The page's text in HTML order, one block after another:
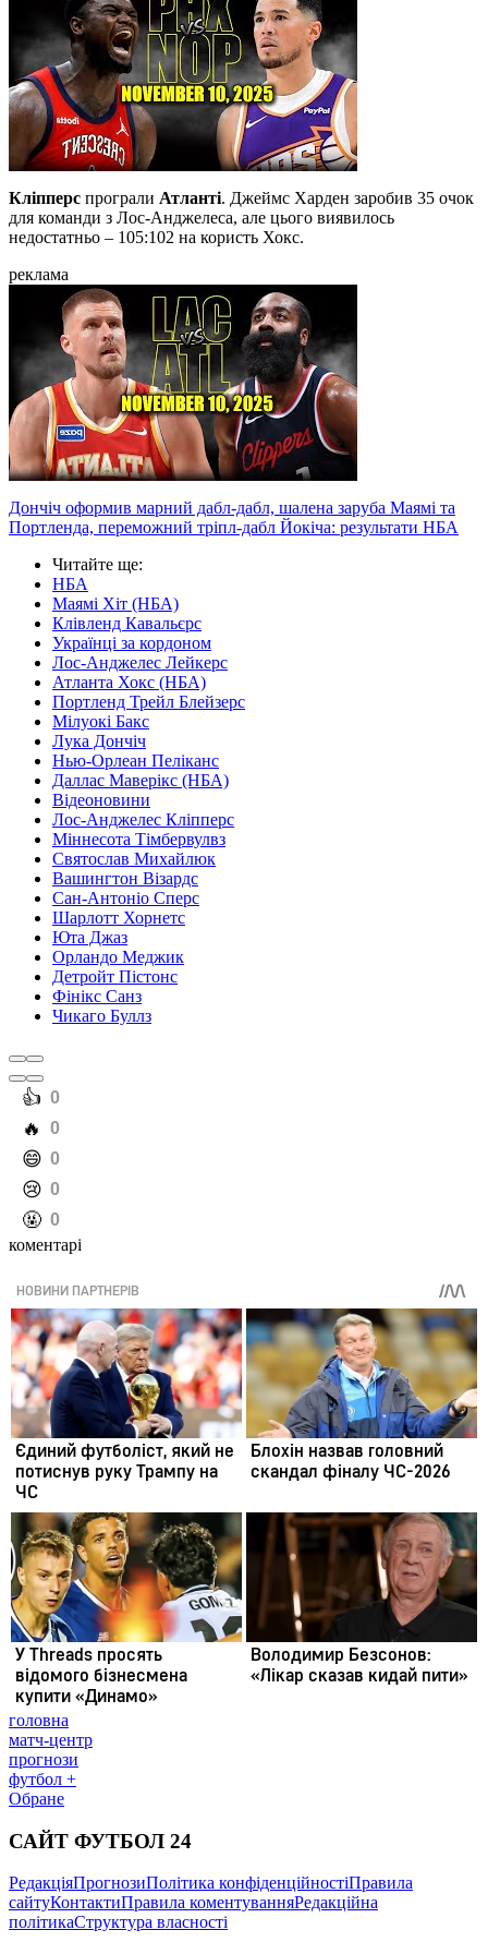
Кліпперс програли Атланті. Джеймс Харден заробив 35 очок
для команди з Лос-Анджелеса, але цього виявилось
недостатньо – 105:102 на користь Хокс.
реклама
Дончіч оформив марний дабл-дабл, шалена заруба Маямі та
Портленда, переможний тріпл-дабл Йокіча: результати НБА
Читайте ще:
НБА
Маямі Хіт (НБА)
Клівленд Кавальєрс
Українці за кордоном
Лос-Анджелес Лейкерс
Атланта Хокс (НБА)
Портленд Трейл Блейзерс
Мілуокі Бакс
Лука Дончіч
Нью-Орлеан Пеліканс
Даллас Маверікс (НБА)
Відеоновини
Лос-Анджелес Кліпперс
Міннесота Тімбервулвз
Святослав Михайлюк
Вашингтон Візардс
Сан-Антоніо Сперс
Шарлотт Хорнетс
Юта Джаз
Орландо Меджик
Детройт Пістонс
Фінікс Санз
Чикаго Буллз
️👍 0
️🔥 0
️😄 0
️😢 0
️🤬 0
коментарі
головна
матч-центр
прогнози
футбол +
Обране
САЙТ ФУТБОЛ 24
РедакціяПрогнозиПолітика конфіденційностіПравила
сайтуКонтактиПравила коментуванняРедакційна
політикаСтруктура власності